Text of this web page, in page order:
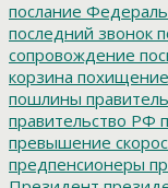
послание
последний звонок
сопровождение
корзина похищение
пошлины
правительство РФ
превышение
предпенсионеры